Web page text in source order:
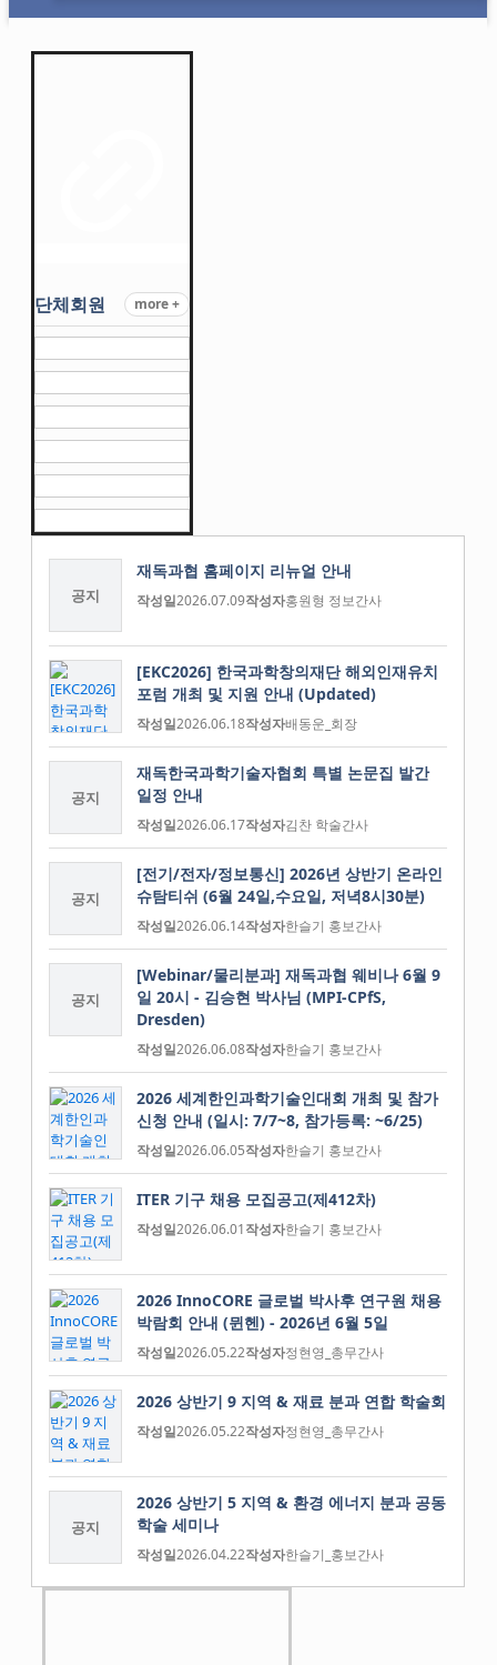
단체회원 more +
공지
재독과협 홈페이지 리뉴얼 안내
작성일2026.07.09작성자홍원형 정보간사
[EKC2026] 한국과학창의재단 해외인재유치
포럼 개최 및 지원 안내 (Updated)
작성일2026.06.18작성자배동운_회장
공지
재독한국과학기술자협회 특별 논문집 발간
일정 안내
작성일2026.06.17작성자김찬 학술간사
공지
[전기/전자/정보통신] 2026년 상반기 온라인
슈탐티쉬 (6월 24일,수요일, 저녁8시30분)
작성일2026.06.14작성자한슬기 홍보간사
공지
[Webinar/물리분과] 재독과협 웨비나 6월 9
일 20시 - 김승현 박사님 (MPI-CPfS,
Dresden)
작성일2026.06.08작성자한슬기 홍보간사
2026 세계한인과학기술인대회 개최 및 참가
신청 안내 (일시: 7/7~8, 참가등록: ~6/25)
작성일2026.06.05작성자한슬기 홍보간사
ITER 기구 채용 모집공고(제412차)
작성일2026.06.01작성자한슬기 홍보간사
2026 InnoCORE 글로벌 박사후 연구원 채용
박람회 안내 (뮌헨) - 2026년 6월 5일
작성일2026.05.22작성자정현영_총무간사
2026 상반기 9 지역 & 재료 분과 연합 학술회
작성일2026.05.22작성자정현영_총무간사
공지
2026 상반기 5 지역 & 환경 에너지 분과 공동
학술 세미나
작성일2026.04.22작성자한슬기_홍보간사